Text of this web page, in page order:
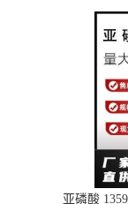
亚磷酸